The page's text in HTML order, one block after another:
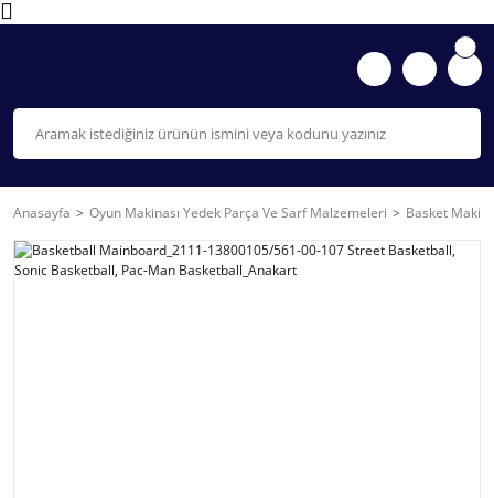
Anasayfa Oyun Makinası Yedek Parça Ve Sarf Malzemeleri Basket